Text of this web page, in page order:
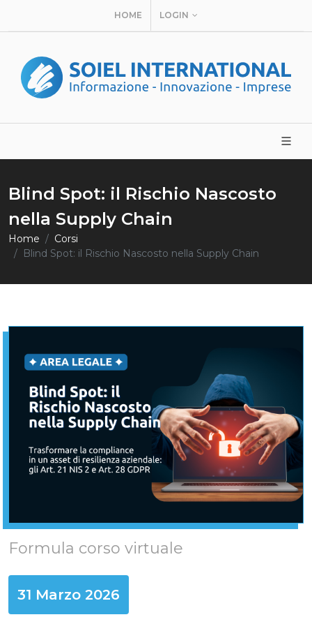
HOME LOGIN
Blind Spot: il Rischio Nascosto
nella Supply Chain
Home
Corsi
Blind Spot: il Rischio Nascosto nella Supply Chain
Formula corso virtuale
31 Marzo 2026